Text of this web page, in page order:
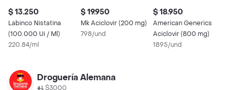
$ 13.250
Labinco Nistatina
(100.000 Ui / Ml)
220.84/ml
$ 19.950
Mk Aciclovir (200 mg)
798/und
$ 18.950
American Generics
Aciclovir (800 mg)
1895/und
Droguería Alemana
$3000